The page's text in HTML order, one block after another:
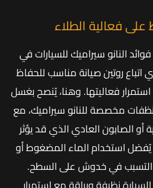
على فعالية الطلاء
النانو سيراميك للسيارات في
اتباع روتين صيانة مناسب للحفاظ
فعاليتها. وهنا، يُنصح بغسل
مخصصة للنانو سيراميك، مع
أو الصابون العادي الذي قد يؤثر
يُفضل استخدام الماء المضغوط أو
في خدوش على السطح.